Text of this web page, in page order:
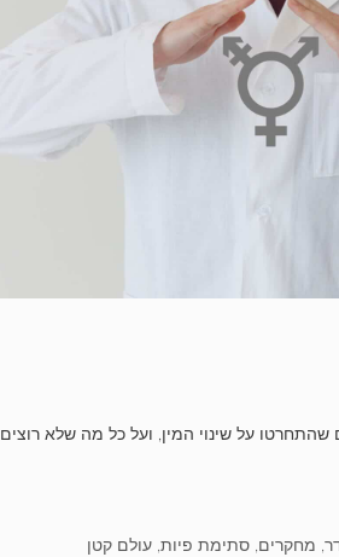
שהתחרטו על שינוי המין, ועל כל מה שלא רוצים
, מחקרים, סתימת פיות, עולם קטן